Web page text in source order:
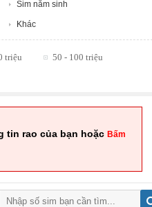
Sim năm sinh
Khác
triệu
50 - 100 triệu
tin rao của bạn hoặc Bấm